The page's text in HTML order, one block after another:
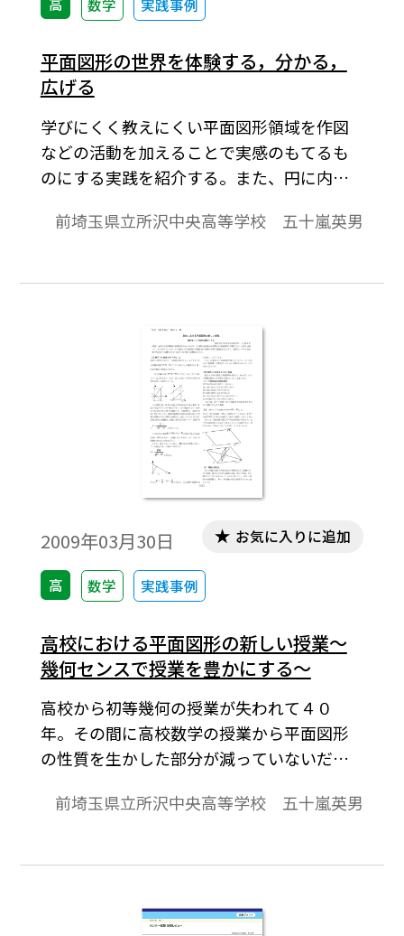
数学 実践事例
平面図形の世界を体験する，分かる，
広げる
学びにくく教えにくい平面図形領域を作図
などの活動を加えることで実感のもてるも
のにする実践を紹介する。また、円に内接
案する。
前埼玉県立所沢中央高等学校 五十嵐英男
2009年03月30日
高 数学 実践事例
お気に入りに追加
高校における平面図形の新しい授業～
幾何センスで授業を豊かにする～
高校から初等幾何の授業が失われて４０
年。その間に高校数学の授業から平面図形
の性質を生かした部分が減っていないだろ
他の領域の学習に積極的に生かそう。幾何
い面白く深い数学を体験させたい。
前埼玉県立所沢中央高等学校 五十嵐英男